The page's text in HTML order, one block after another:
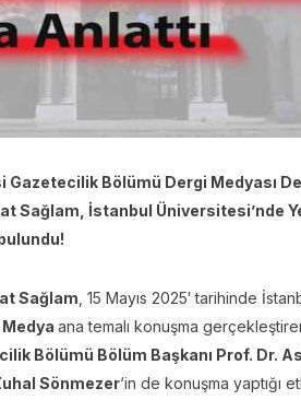
Bölümü Dergi Medyası
Sağlam, İstanbul Üniversitesi’nde
Sağlam , 15 Mayıs 2025′ tarihinde
Medya ana temalı konuşma
Bölümü Bölüm Başkanı Prof. Dr.
Sönmezer‘in de konuşma yaptığı